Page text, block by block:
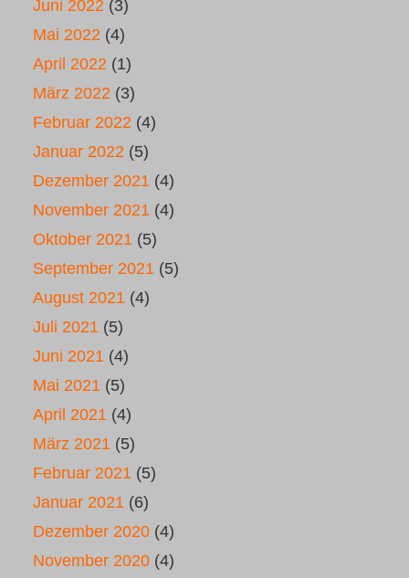
Juni 2022 (3)
Mai 2022 (4)
April 2022 (1)
März 2022 (3)
Februar 2022 (4)
Januar 2022 (5)
Dezember 2021 (4)
November 2021 (4)
Oktober 2021 (5)
September 2021 (5)
August 2021 (4)
Juli 2021 (5)
Juni 2021 (4)
Mai 2021 (5)
April 2021 (4)
März 2021 (5)
Februar 2021 (5)
Januar 2021 (6)
Dezember 2020 (4)
November 2020 (4)